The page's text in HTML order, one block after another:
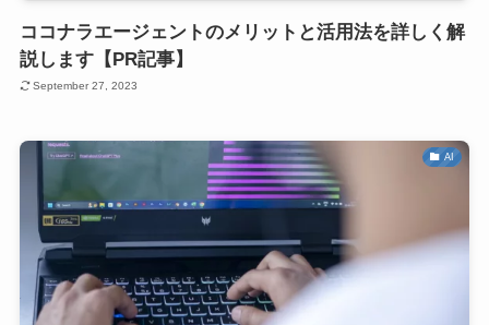
ココナラエージェントのメリットと活用法を詳しく解
説します【PR記事】
September 27, 2023
AI